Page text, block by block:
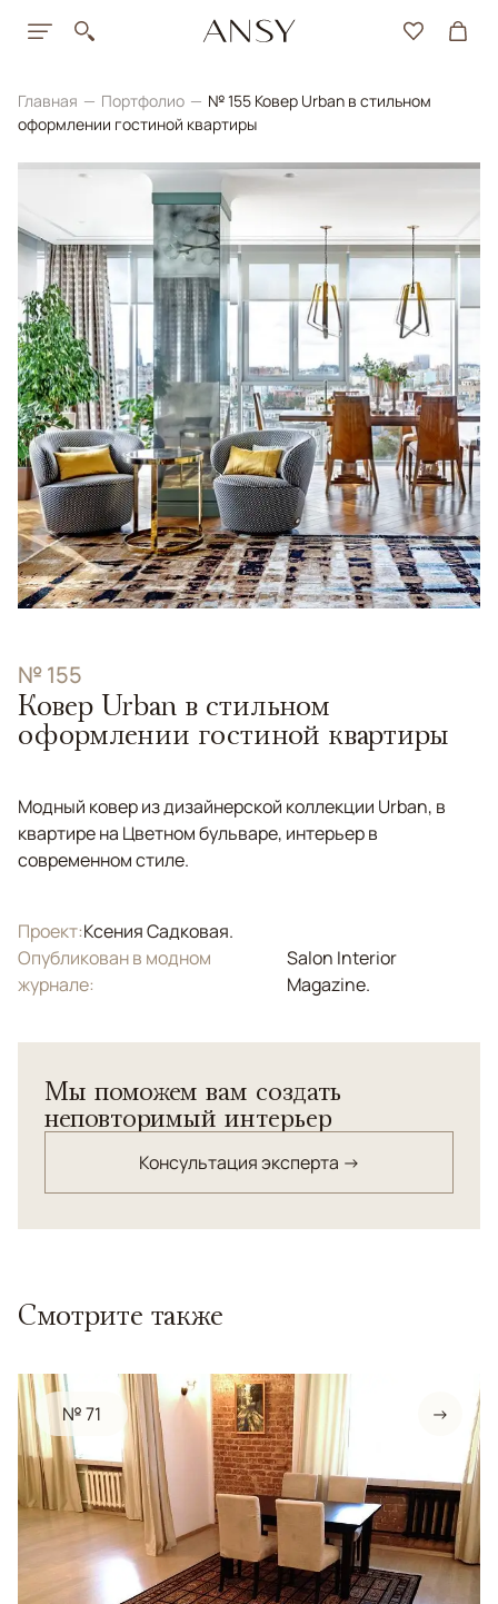
Главная Портфолио
№ 155 Ковер Urban в стильном
оформлении гостиной квартиры
№ 155
Ковер Urban в стильном
оформлении гостиной квартиры
Модный ковер из дизайнерской коллекции Urban, в
квартире на Цветном бульваре, интерьер в
современном стиле.
Проект:Ксения Садковая.
Опубликован в модном
журнале:
Salon Interior
Magazine.
Мы поможем вам создать
неповторимый интерьер
Консультация эксперта →
Смотрите также
№ 71 →